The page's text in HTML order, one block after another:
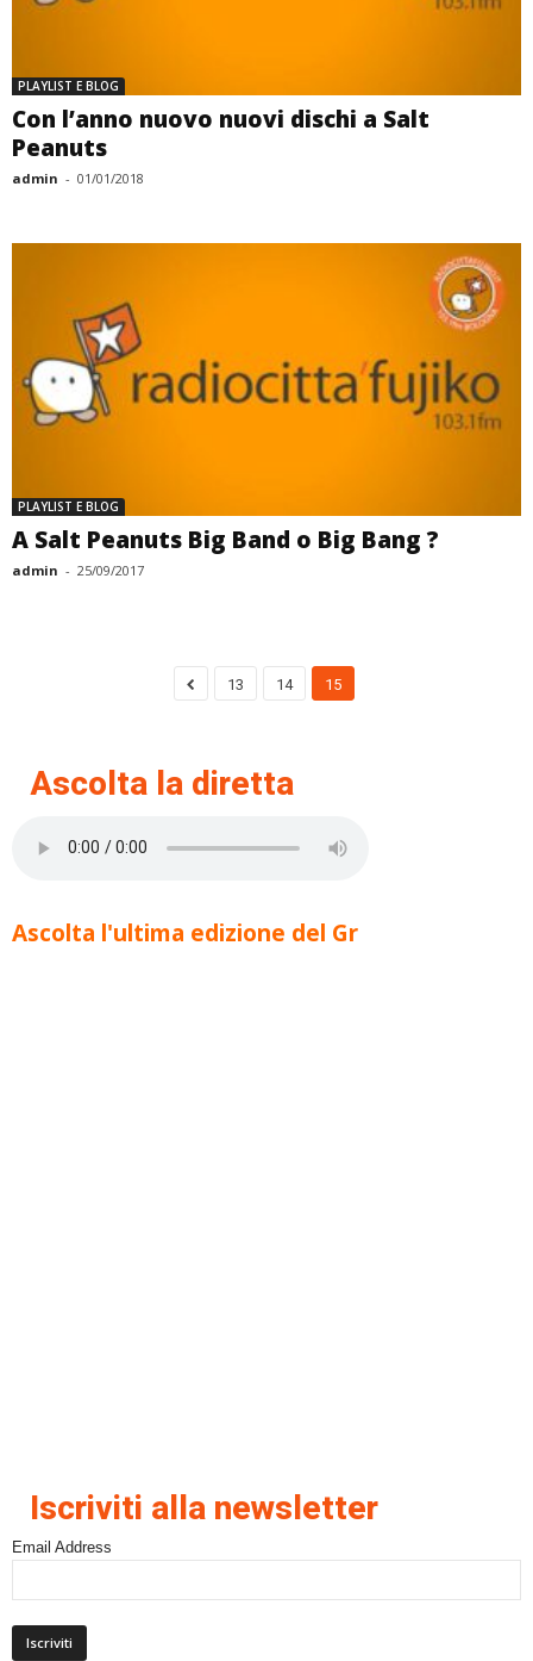
PLAYLIST E BLOG
Con l’anno nuovo nuovi dischi a Salt
Peanuts
admin - 01/01/2018
PLAYLIST E BLOG
A Salt Peanuts Big Band o Big Bang ?
admin - 25/09/2017
13 14 15
Ascolta la diretta
Ascolta l'ultima edizione del Gr
Iscriviti alla newsletter
Email Address